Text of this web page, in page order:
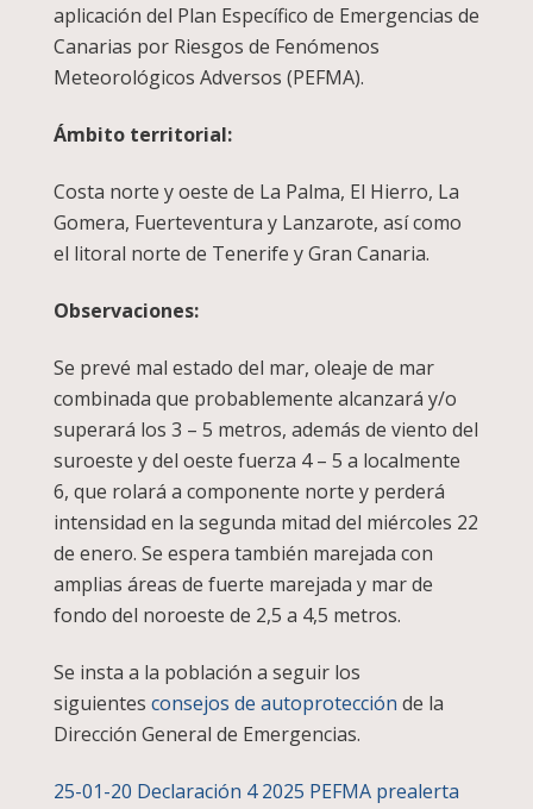
aplicación del Plan Específico de Emergencias de
Canarias por Riesgos de Fenómenos
Meteorológicos Adversos (PEFMA).
Ámbito territorial:
Costa norte y oeste de La Palma, El Hierro, La
Gomera, Fuerteventura y Lanzarote, así como
el litoral norte de Tenerife y Gran Canaria.
Observaciones:
Se prevé mal estado del mar, oleaje de mar
combinada que probablemente alcanzará y/o
superará los 3 – 5 metros, además de viento del
suroeste y del oeste fuerza 4 – 5 a localmente
6, que rolará a componente norte y perderá
intensidad en la segunda mitad del miércoles 22
de enero. Se espera también marejada con
amplias áreas de fuerte marejada y mar de
fondo del noroeste de 2,5 a 4,5 metros.
Se insta a la población a seguir los
siguientes consejos de autoprotección de la
Dirección General de Emergencias.
25-01-20 Declaración 4 2025 PEFMA prealerta